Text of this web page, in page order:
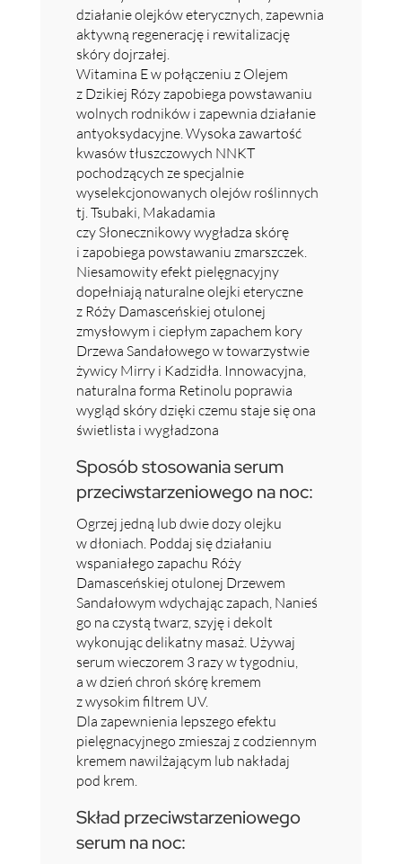
działanie olejków eterycznych, zapewnia
aktywną regenerację i rewitalizację
skóry dojrzałej.
Witamina E w połączeniu z Olejem
z Dzikiej Rózy zapobiega powstawaniu
wolnych rodników i zapewnia działanie
antyoksydacyjne. Wysoka zawartość
kwasów tłuszczowych NNKT
pochodzących ze specjalnie
wyselekcjonowanych olejów roślinnych
tj. Tsubaki, Makadamia
czy Słonecznikowy wygładza skórę
i zapobiega powstawaniu zmarszczek.
Niesamowity efekt pielęgnacyjny
dopełniają naturalne olejki eteryczne
z Róży Damasceńskiej otulonej
zmysłowym i ciepłym zapachem kory
Drzewa Sandałowego w towarzystwie
żywicy Mirry i Kadzidła. Innowacyjna,
naturalna forma Retinolu poprawia
wygląd skóry dzięki czemu staje się ona
świetlista i wygładzona
Sposób stosowania serum
przeciwstarzeniowego na noc:
Ogrzej jedną lub dwie dozy olejku
w dłoniach. Poddaj się działaniu
wspaniałego zapachu Róży
Damasceńskiej otulonej Drzewem
Sandałowym wdychając zapach, Nanieś
go na czystą twarz, szyję i dekolt
wykonując delikatny masaż. Używaj
serum wieczorem 3 razy w tygodniu,
a w dzień chroń skórę kremem
z wysokim filtrem UV.
Dla zapewnienia lepszego efektu
pielęgnacyjnego zmieszaj z codziennym
kremem nawilżającym lub nakładaj
pod krem.
Skład przeciwstarzeniowego
serum na noc: